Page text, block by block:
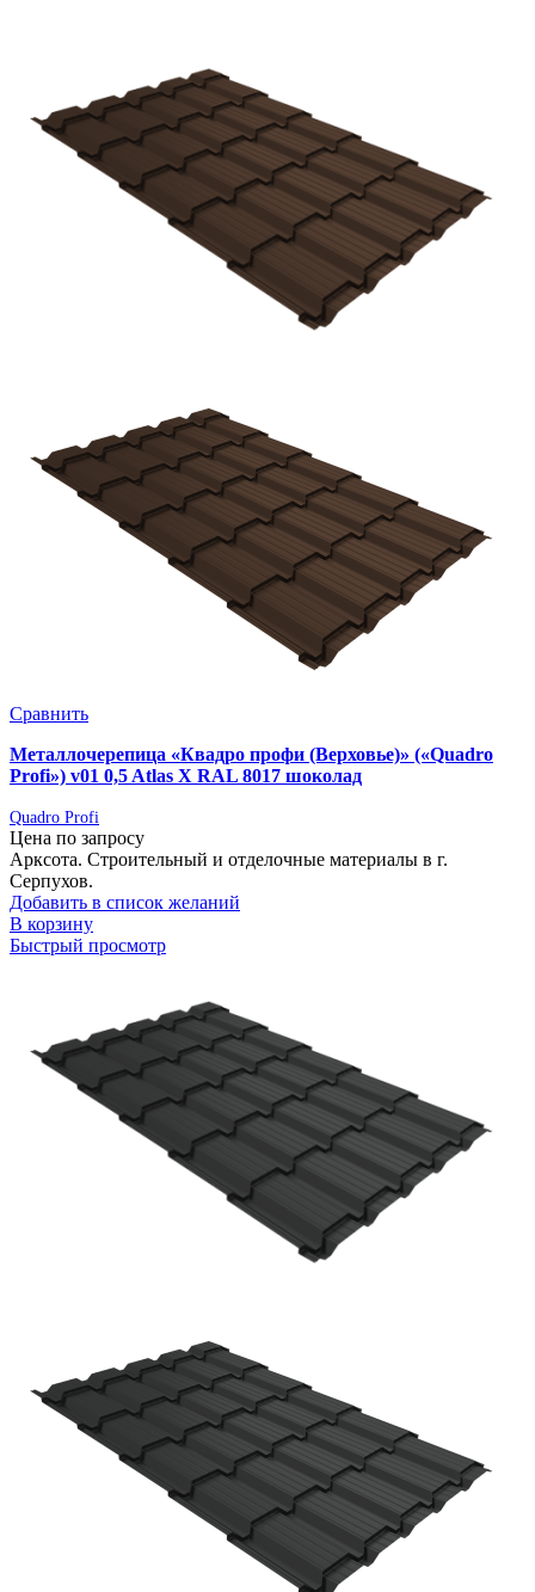
Сравнить
Металлочерепица «Квадро профи (Верховье)» («Quadro
Profi») v01 0,5 Atlas X RAL 8017 шоколад
Quadro Profi
Цена по запросу
Арксота. Строительный и отделочные материалы в г.
Серпухов.
Добавить в список желаний
В корзину
Быстрый просмотр